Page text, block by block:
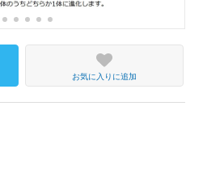
お気に入りに追加